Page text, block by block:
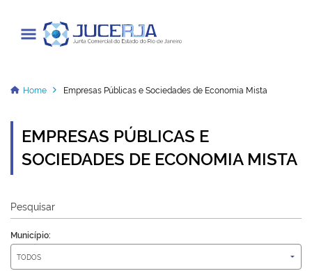
Cadastrar / Acessar
Transparência
Informações
Home Empresas Públicas e Sociedades de Economia Mista
EMPRESAS PÚBLICAS E
SOCIEDADES DE ECONOMIA MISTA
Pesquisar
Município: